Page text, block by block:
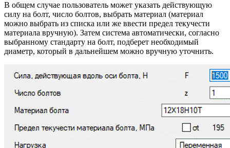
В общем случае пользователь может указать действующую
силу на болт, число болтов, выбрать материал (материал
можно выбрать из списка или же ввести предел текучести
материала вручную). Затем система автоматически, согласно
выбранному стандарту на болт, подберет необходимый
диаметр, который в дальнейшем можно вручную уточнить.